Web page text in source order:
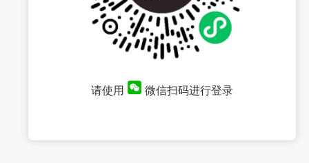
请使用 微信扫码进行登录